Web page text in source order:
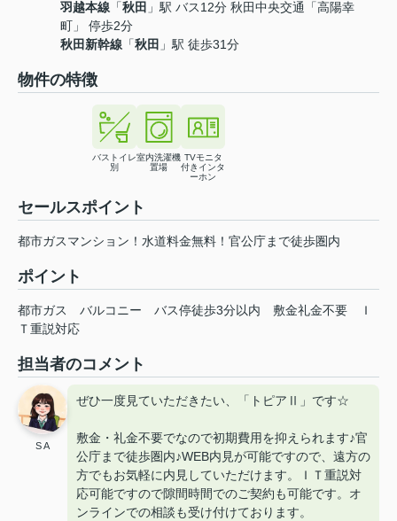
羽越本線 「秋田 」駅 バス12分 秋田中央交通「高陽幸
町」 停歩2分
秋田新幹線 「秋田 」駅 徒歩31分
物件の特徴
バストイレ
別
室内洗濯機
置場
TVモニタ
付きインタ
ーホン
セールスポイント
都市ガスマンション！水道料金無料！官公庁まで徒歩圏内
ポイント
都市ガス バルコニー バス停徒歩3分以内 敷金礼金不要
Ｉ
Ｔ重説対応
担当者のコメント
S A
ぜひ一度見ていただきたい、「トピアⅡ」です☆
敷金・礼金不要でなので初期費用を抑えられます♪官
公庁まで徒歩圏内♪WEB内見が可能ですので、遠方の
方でもお気軽に内見していただけます。ＩＴ重説対
応可能ですので隙間時間でのご契約も可能です。オ
ンラインでの相談も受け付けております。